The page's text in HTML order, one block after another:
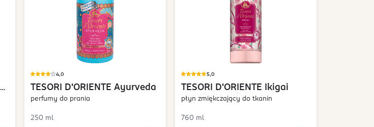
4,0
TESORI D'ORIENTE Ayurveda
perfumy do prania
250 ml
5,0
TESORI D'ORIENTE Ikigai
płyn zmiękczający do tkanin
760 ml